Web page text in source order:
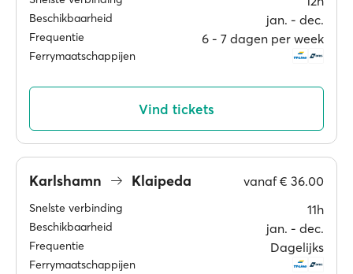
Beschikbaarheid jan. ‐ dec.
Frequentie 6 ‐ 7 dagen per week
Ferrymaatschappijen
Vind tickets
Karlshamn Klaipeda vanaf€ 36.00
Snelste verbinding 11h
Beschikbaarheid jan. ‐ dec.
Frequentie Dagelijks
Ferrymaatschappijen